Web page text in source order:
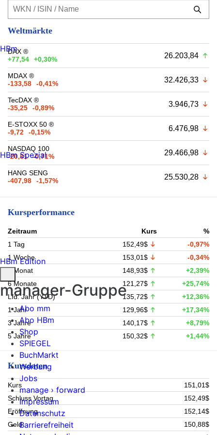
Weltmärkte
DAX ®
+77,54
+0,30% 26.203,84
MDAX ®
-133,58
-0,41% 32.426,33
TecDAX ®
-35,25
-0,89% 3.946,73
E-STOXX 50 ®
-9,72
-0,15% 6.476,98
NASDAQ 100
-20,81
-0,71% 29.466,98
HANG SENG
-407,98
-1,57% 25.530,28
Kursperformance
Zeitraum Kurs
%
1 Tag
152,49$
-0,97%
1 Woche
153,01$
-0,34%
1 Monat
148,93$
+2,39%
6 Monate
121,27$
+25,74%
Lfd. Jahr (YTD)
135,72$
+12,36%
1 Jahr
129,96$
+17,34%
3 Jahre
140,17$
+8,79%
5 Jahre
150,32$ +1,44%
Kursdaten
Kurs
151,01$
Schluss Vortag
152,49$
Eröffnung
152,14$
Geld
150,88$
HBm
HBm Spezial
HBm Edition
manager-Gruppe
Abo mm
Abo HBm
Shop
SPIEGEL
BuchMarkt
Werbung
Jobs
manage › forward
Impressum
Datenschutz
Barrierefreiheit